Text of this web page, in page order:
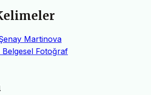
Martinova
Belgesel Fotoğraf